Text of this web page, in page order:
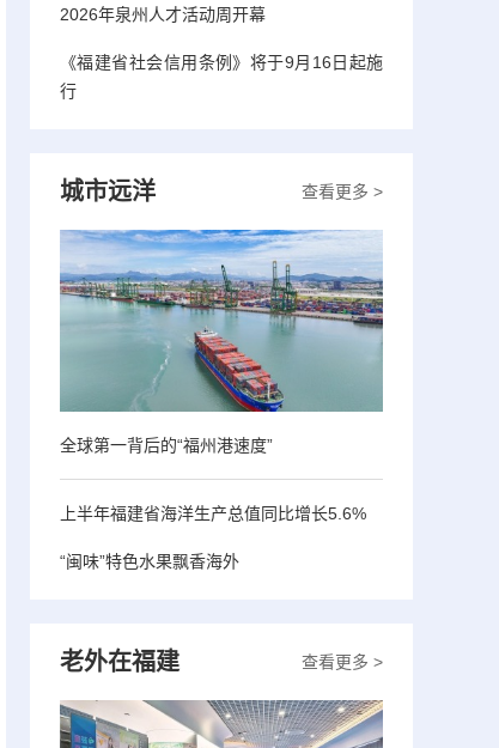
2026年泉州人才活动周开幕
《福建省社会信用条例》将于9月16日起施
行
查看更多 >
城市远洋
全球第一背后的“福州港速度”
上半年福建省海洋生产总值同比增长5.6%
“闽味”特色水果飘香海外
查看更多 >
老外在福建